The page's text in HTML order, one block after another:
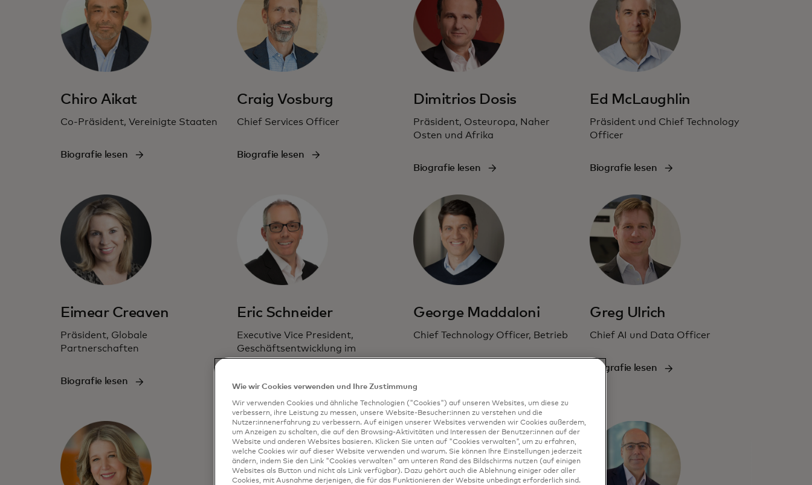
Chiro Aikat
Co-Präsident, Vereinigte Staaten
Biografie lesen
Craig Vosburg
Chief Services Officer
Biografie lesen
Dimitrios Dosis
Präsident, Osteuropa, Naher
Osten und Afrika
Biografie lesen
Ed McLaughlin
Präsident und Chief Technology
Officer
Biografie lesen
Eimear Creaven
Präsident, Globale
Partnerschaften
Biografie lesen
Eric Schneider
Executive Vice President,
Geschäftsentwicklung im
Dienstleistungssektor
George Maddaloni
Chief Technology Officer, Betrieb
Greg Ulrich
Chief AI und Data Officer
Biografie lesen
Wie wir Cookies verwenden und Ihre Zustimmung
Wir verwenden Cookies und ähnliche Technologien ("Cookies") auf unseren Websites, um diese zu
verbessern, ihre Leistung zu messen, unsere Website-Besucher:innen zu verstehen und die
Nutzer:innenerfahrung zu verbessern. Auf einigen unserer Websites verwenden wir Cookies außerdem,
um Anzeigen zu schalten, die auf den Browsing-Aktivitäten und Interessen der Benutzer:innen auf der
Website und anderen Websites basieren. Klicken Sie unten auf "Cookies verwalten", um zu erfahren,
welche Cookies wir auf dieser Website verwenden und warum. Sie können Ihre Einstellungen jederzeit
ändern, indem Sie den Link "Cookies verwalten" am unteren Rand des Bildschirms nutzen (auf einigen
Websites als Button und nicht als Link verfügbar). Dazu gehört auch die Ablehnung einiger oder aller
Cookies, mit Ausnahme derjenigen, die für das Funktionieren der Website unbedingt erforderlich sind.